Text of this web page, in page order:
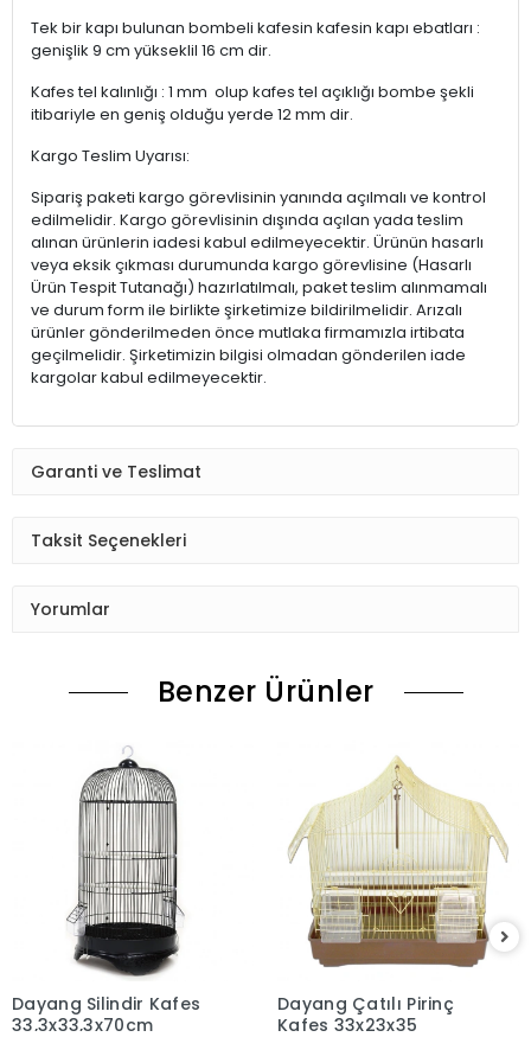
Tek bir kapı bulunan bombeli kafesin kafesin kapı ebatları :
genişlik 9 cm yükseklil 16 cm dir.
Kafes tel kalınlığı : 1 mm olup kafes tel açıklığı bombe şekli
itibariyle en geniş olduğu yerde 12 mm dir.
Kargo Teslim Uyarısı:
Sipariş paketi kargo görevlisinin yanında açılmalı ve kontrol
edilmelidir. Kargo görevlisinin dışında açılan yada teslim
alınan ürünlerin iadesi kabul edilmeyecektir. Ürünün hasarlı
veya eksik çıkması durumunda kargo görevlisine (Hasarlı
Ürün Tespit Tutanağı) hazırlatılmalı, paket teslim alınmamalı
ve durum form ile birlikte şirketimize bildirilmelidir. Arızalı
ürünler gönderilmeden önce mutlaka firmamızla irtibata
geçilmelidir. Şirketimizin bilgisi olmadan gönderilen iade
kargolar kabul edilmeyecektir.
Garanti ve Teslimat
Taksit Seçenekleri
Yorumlar
Benzer Ürünler
Dayang Silindir Kafes
33,3x33,3x70cm
Dayang Çatılı Pirinç
Kafes 33x23x35